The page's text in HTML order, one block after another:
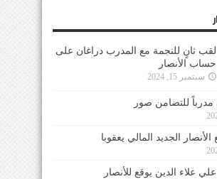
لقب ثانٍ للنجمة مع المدرب دراغان على
حساب الأنصار
سبتمبر 15, 2024
للتضامن صور
الجديد المالي يعقوبا
علي علاء الدين يوقع للأنصار